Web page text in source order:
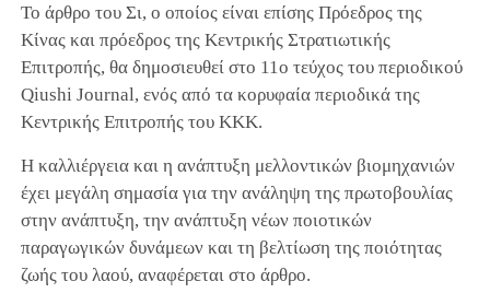
Το άρθρο του Σι, ο οποίος είναι επίσης Πρόεδρος της
Κίνας και πρόεδρος της Κεντρικής Στρατιωτικής
Επιτροπής, θα δημοσιευθεί στο 11ο τεύχος του περιοδικού
Qiushi Journal, ενός από τα κορυφαία περιοδικά της
Κεντρικής Επιτροπής του ΚΚΚ.
Η καλλιέργεια και η ανάπτυξη μελλοντικών βιομηχανιών
έχει μεγάλη σημασία για την ανάληψη της πρωτοβουλίας
στην ανάπτυξη, την ανάπτυξη νέων ποιοτικών
παραγωγικών δυνάμεων και τη βελτίωση της ποιότητας
ζωής του λαού, αναφέρεται στο άρθρο.